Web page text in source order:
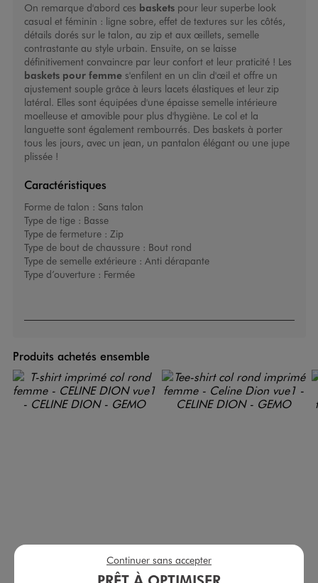
On remarque d'abord ces baskets pour leur superbe look
casual et féminin : ligne sobre, effet de textures sur les côtés,
détails dorés sur le talon, au zip et aux œillets, semelle
contrastante au style urbain. Ensuite, on se laisse
définitivement convaincre par leur confort et leur praticité ! Les
baskets pour femmes'enfilent en un clin d'œil et offre un
ajustement souple grâce à leurs lacets élastiques et leur zip
latéral. Elles sont équipées d'une épaisse semelle intérieure
moelleuse et amovible pour plus d'hygiène. Le col et la
languette sont également rembourrés. Des baskets à porter
tous les jours, avec un jean, un pantalon élégant ou une jupe
plissée !
Caractéristiques
Forme de talon : Sans talon
Type de tige : Basse
Type de fermeture : Zip
Type de bout de chaussure : Bout rond
Type de semelle extérieure : Anti dérapante
Type d’ouverture : Fermée
Produits achetés ensemble
T-shirt imprimé col rond femme - CELINE DION Tee-shirt col rond imprimé femme - Celine Dion
Continuer sans accepter